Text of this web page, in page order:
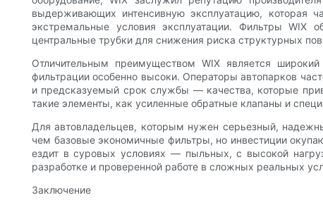
выдерживающих интенсивную эксплуатацию, которая
экстремальные условия эксплуатации. Фильтры
центральные трубки для снижения риска структурных
Отличительным преимуществом WIX является
фильтрации особенно высоки. Операторы автопарков
и предсказуемый срок службы — качества, которые
такие элементы, как усиленные обратные клапаны и
Для автовладельцев, которым нужен серьезный,
чем базовые экономичные фильтры, но инвестиции
ездит в суровых условиях — пыльных, с высокой
разработке и проверенной работе в сложных реальных
Заключение